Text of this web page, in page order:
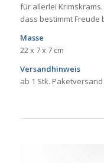
für allerlei
dass bestimmt Freude
Masse
22 x 7 x 7 cm
Versandhinweis
ab 1 Stk.